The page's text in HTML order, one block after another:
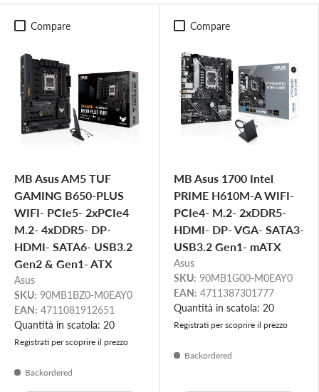
Compare
MB Asus AM5 TUF
GAMING B650-PLUS
WIFI- PCIe5- 2xPCIe4
M.2- 4xDDR5- DP-
HDMI- SATA6- USB3.2
Gen2 & Gen1- ATX
Asus
SKU: 90MB1BZ0-M0EAY0
EAN: 4711081912651
Quantità in scatola: 20
Registrati per scoprire il prezzo
Backordered
Compare
MB Asus 1700 Intel
PRIME H610M-A WIFI-
PCIe4- M.2- 2xDDR5-
HDMI- DP- VGA- SATA3-
USB3.2 Gen1- mATX
Asus
SKU: 90MB1G00-M0EAY0
EAN: 4711387301777
Quantità in scatola: 20
Registrati per scoprire il prezzo
Backordered